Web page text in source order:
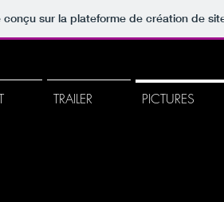
conçu sur la plateforme de création de
TRAILER PICTURES